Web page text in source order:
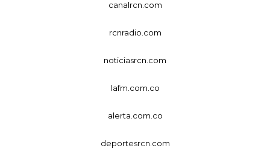
canalrcn.com
rcnradio.com
noticiasrcn.com
lafm.com.co
alerta.com.co
deportesrcn.com